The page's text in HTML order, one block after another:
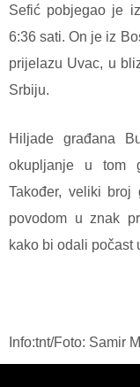
Sefić pobjegao je
6:36 sati. On je iz
prijelazu Uvac, u
Srbiju.
Hiljade građana
okupljanje u tom
Također, veliki
povodom u znak
kako bi odali počast
Info:tnt/Foto: Samir